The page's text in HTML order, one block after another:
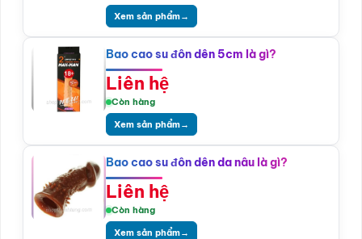
Xem sản phẩm→
Bao cao su đôn dên 5cm là gì?
Liên hệ
Còn hàng
Xem sản phẩm→
Bao cao su đôn dên da nâu là gì?
Liên hệ
Còn hàng
Xem sản phẩm→